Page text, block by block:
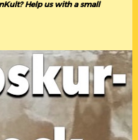
Help us with a small